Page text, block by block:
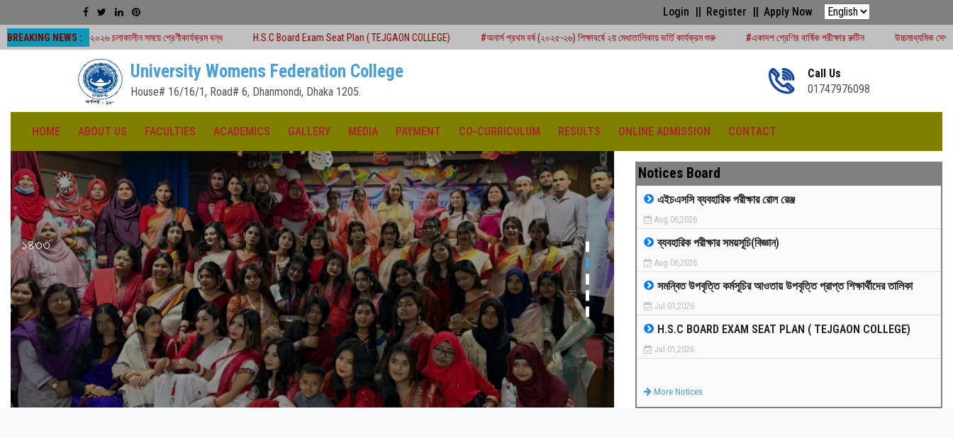
Login Register Apply Now
BREAKING NEWS :
২০২৬ চলাকালীন সময়ে শ্রেণীকার্যক্রম বন্ধ H.S.C Board Exam Seat Plan ( TEJGAON COLLEGE) #অনার্স প্রথম বর্ষ (২০২৫-২৬) শিক্ষাবর্ষে ২য় মেধাতালিকায় ভর্তি কার্যক্রম শুরু #একাদশ শ্রেণির বার্ষিক পরীক্ষার রুটিন উচ্চমাধ্যমিক সেশন (২০২৪-২৫) পরীক্ষার্থীদের
University Womens Federation College
House# 16/16/1, Road# 6, Dhanmondi, Dhaka 1205.
Call Us
01747976098
HOME ABOUT US FACULTIES ACADEMICS GALLERY MEDIA PAYMENT CO-CURRICULUM RESULTS ONLINE ADMISSION CONTACT
১৪৩৩ ক্রীড়া প্রতিযোগিতা -২০২৫
Notices Board
এইচএসসি ব্যবহারিক পরীক্ষার রোল রেঞ্জ
Aug 06,2026
ব্যবহারিক পরীক্ষার সময়সূচি(বিজ্ঞান)
Aug 06,2026
সমন্বিত উপবৃত্তি কর্মসূচির আওতায় উপবৃত্তি প্রাপ্ত শিক্ষার্থীদের তালিকা
Jul 01,2026
H.S.C BOARD EXAM SEAT PLAN ( TEJGAON COLLEGE)
Jul 01,2026
More Notices